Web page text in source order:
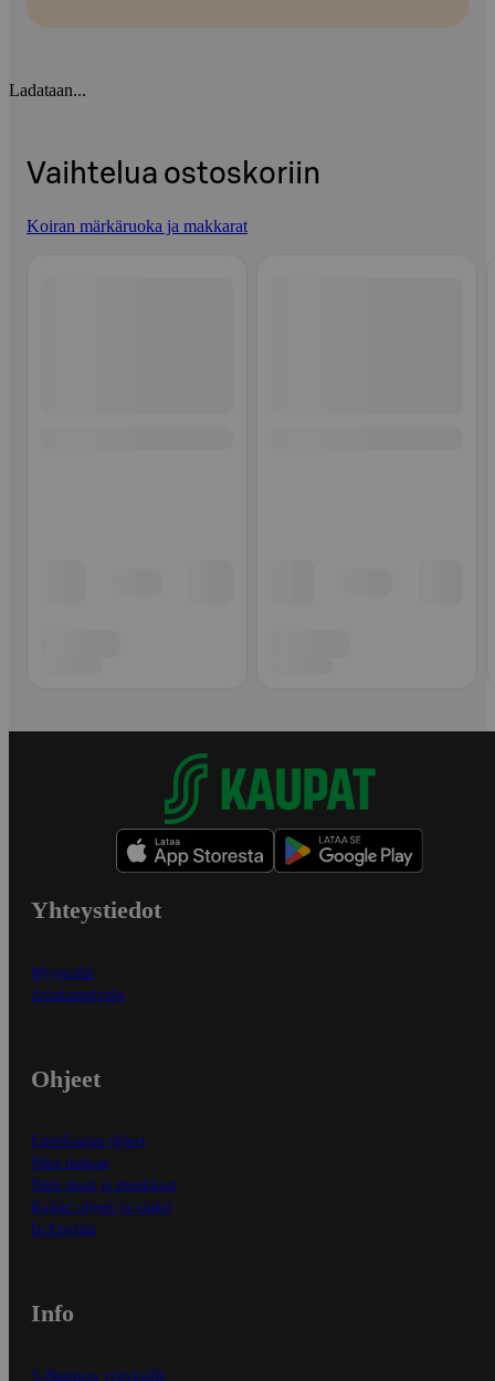
Ladataan...
Vaihtelua ostoskoriin
Koiran märkäruoka ja makkarat
Yhteystiedot
Myymälät
Asiakaspalvelu
Ohjeet
Ensitilaajan ohjeet
Näin maksat
Näin tilaat ja muokkaat
Kaikki ohjeet ja vinkit
In English
Info
S-Business yrityksille